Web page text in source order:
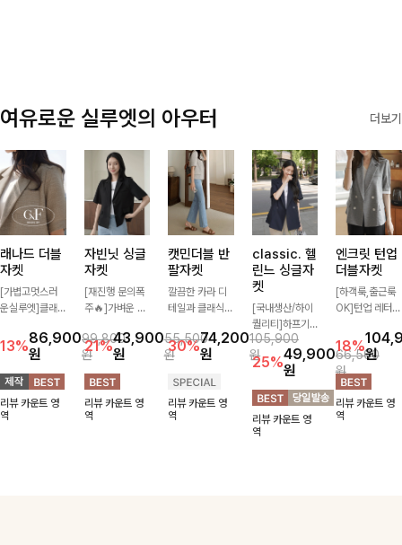
여유로운 실루엣의 아우터 더보기
래나드 더블
자켓
[가볍고멋스러
운실루엣]클래
하게 걸치기 좋
은 반팔 자켓-자
주 입게 될 깔끔
한 핏은 물론, 쾌
적함도 챙겨드려
요 :)
13%86,900
원
99,800
원
리뷰 카운트 영
역
자빈닛 싱글
자켓
[재진행 문의폭
주🔥]가벼운 소
기만 해도 캐주
얼한 무드를 만
들어주며 반팔
디자인으로 더운
날에도 편안하게
착용 가능한 반
21%43,900
원
55,500
원
리뷰 카운트 영
역
캣민더블 반
팔자켓
깔끔한 카라 디
테일과 클래식한
인으로 세련된
무드를 완성한
볍게 걸쳐주기만
해도 멋스럽게
스타일링돼요
30%74,200
원
105,900
원
리뷰 카운트 영
역
classic. 헬
린느 싱글자
켓
[국내생산/하이
퀄리티]하프기
장의 부담스럽지
않은 기장으로
클래식이 주는
멋!스탠다드한
핏이 멋스러운,
쾌적하면서 세련
된 무드의 썸머
25%49,900
원
66,500
원
리뷰 카운트 영
역
엔크릿 턴업
더블자켓
[하객룩,출근룩
OK]턴업 레터링
있게 완성된 썸
머 자켓, 더블버
튼 디자인으로
깔끔하고 세련된
무드가 느껴져요
🩶 가볍고 시원
18%원
리뷰 카운트 영
역